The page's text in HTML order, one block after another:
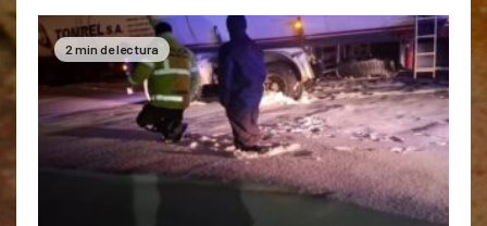
2 min de lectura